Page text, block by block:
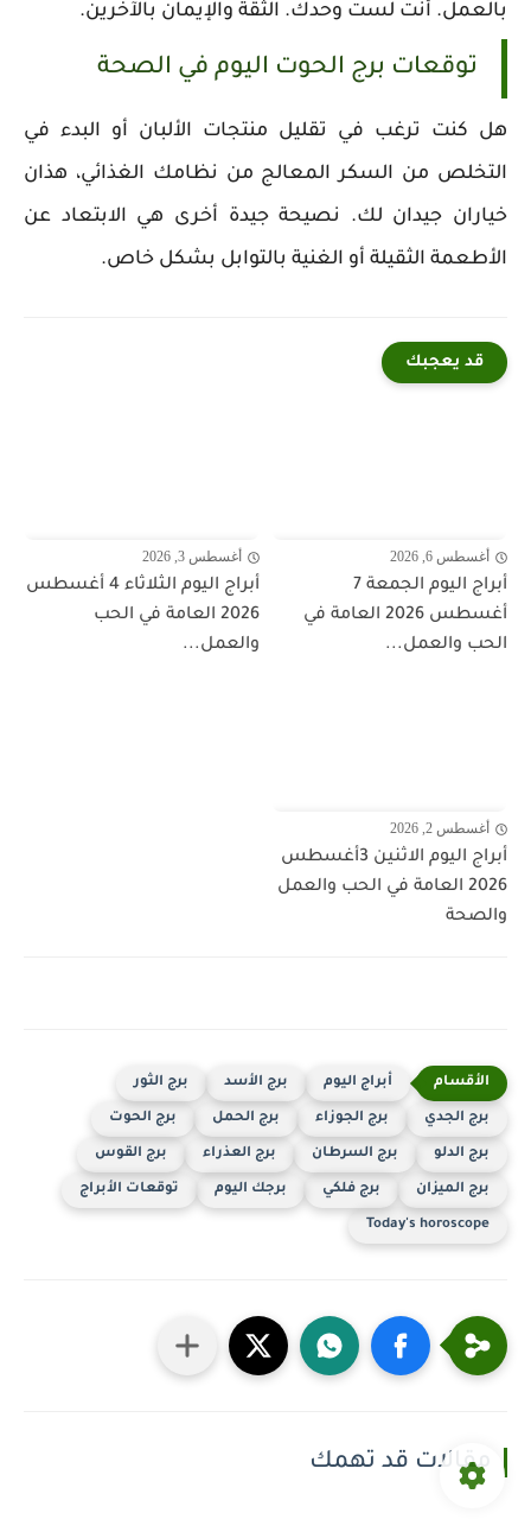
بالعمل. أنت لست وحدك. الثقة والإيمان بالآخرين.
توقعات برج الحوت اليوم في الصحة
هل كنت ترغب في تقليل منتجات الألبان أو البدء في
التخلص من السكر المعالج من نظامك الغذائي، هذان
خياران جيدان لك. نصيحة جيدة أخرى هي الابتعاد عن
الأطعمة الثقيلة أو الغنية بالتوابل بشكل خاص.
قد يعجبك
أغسطس 6, 2026
أبراج اليوم الجمعة 7
أغسطس 2026 العامة في
الحب والعمل...
أغسطس 3, 2026
أبراج اليوم الثلاثاء 4 أغسطس
2026 العامة في الحب
والعمل...
أغسطس 2, 2026
أبراج اليوم الاثنين 3أغسطس
2026 العامة في الحب والعمل
والصحة
أبراج اليوم برج الأسد برج الثور
برج الجدي برج الجوزاء برج الحمل برج الحوت
برج الدلو برج السرطان برج العذراء برج القوس
برج الميزان برج فلكي برجك اليوم توقعات الأبراج
Today's horoscope
مقالات قد تهمك